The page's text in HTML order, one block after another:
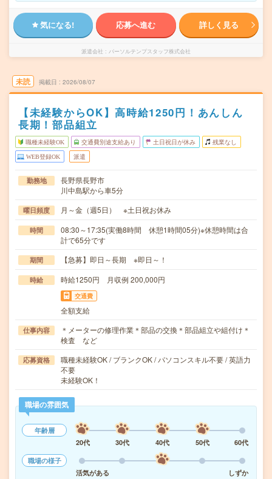
気になる! 応募へ進む 詳しく見る
派遣会社 パーソルテンプスタッフ株式会社
未読 掲載日 2026/08/07
【未経験からOK】高時給1250円！あんしん
長期！部品組立
職種未経験OK 交通費別途支給あり 土日祝日が休み 残業なし
WEB登録OK 派遣
勤務地
長野県長野市
川中島駅から車5分
曜日頻度 月～金（週5日） ※土日祝お休み
時間
08:30～17:35(実働8時間 休憩1時間05分)※休憩時間は合
計で65分です
期間 【急募】即日～長期 ※即日～！
時給 時給1250円 月収例 200,000円
交通費
全額支給
仕事内容
＊メーターの修理作業＊部品の交換＊部品組立や組付け＊
検査 など
応募資格
職種未経験OK / ブランクOK / パソコンスキル不要 / 英語力
不要
未経験OK！
職場の雰囲気
年齢層
20代
30代 40代 50代
60代
職場の様子
活気がある
しずか